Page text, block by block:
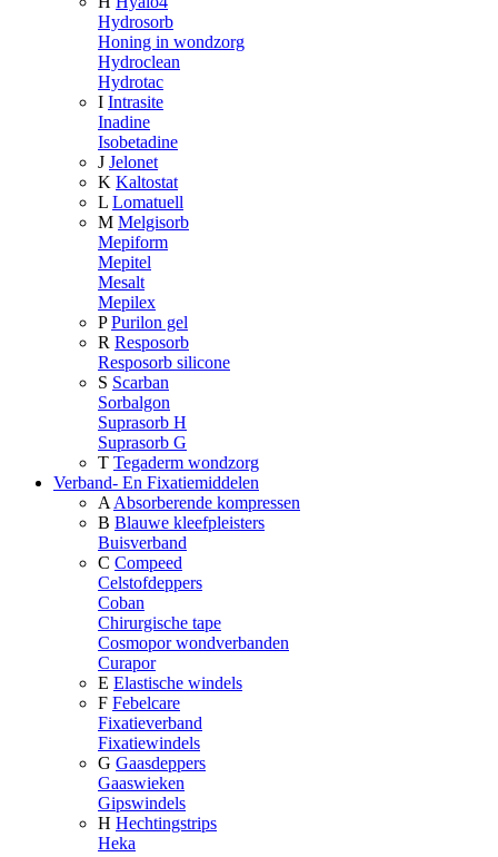
Hydrosorb
Honing in wondzorg
Hydroclean
Hydrotac
I Intrasite
Inadine
Isobetadine
J Jelonet
K Kaltostat
L Lomatuell
M Melgisorb
Mepiform
Mepitel
Mesalt
Mepilex
P Purilon gel
R Resposorb
Resposorb silicone
S Scarban
Sorbalgon
Suprasorb H
Suprasorb G
T Tegaderm wondzorg
Verband- En Fixatiemiddelen
A Absorberende kompressen
B Blauwe kleefpleisters
Buisverband
C Compeed
Celstofdeppers
Coban
Chirurgische tape
Cosmopor wondverbanden
Curapor
E Elastische windels
F Febelcare
Fixatieverband
Fixatiewindels
G Gaasdeppers
Gaaswieken
Gipswindels
H Hechtingstrips
Heka